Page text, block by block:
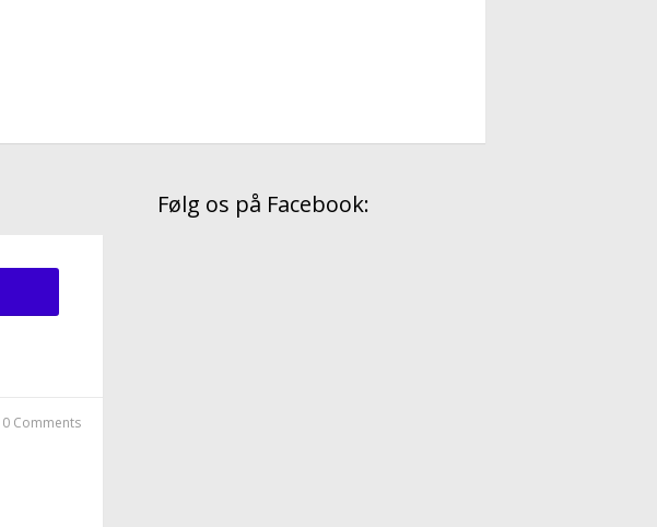
0 Comments
Følg os på Facebook: